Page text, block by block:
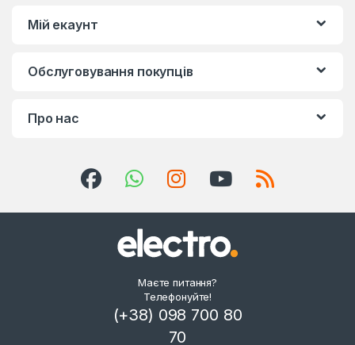
Мій екаунт
Обслуговування покупців
Про нас
Маєте питання?
Телефонуйте!
(+38) 098 700 80
70